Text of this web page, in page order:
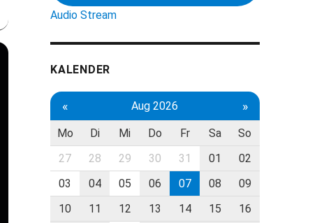
Audio Stream
KALENDER
« Aug 2026 »
Mo Di Mi Do Fr Sa
So
27
28 29 30 31 01
02
03
04 05 06 07 08
09
10
11 12 13 14 15
16